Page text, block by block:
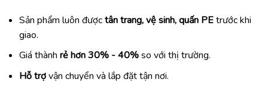
Sản phẩm luôn đượctân trang, vệ sinh, quấn PEtrước khi
giao.
Giá thành rẻ hơn 30% - 40%so với thị trường.
Hỗ trợvận chuyển và lắp đặt tận nơi.